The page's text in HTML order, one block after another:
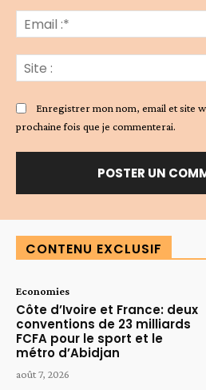
Enregistrer mon nom, email et site
prochaine fois que je commenterai.
CONTENU EXCLUSIF
Economies
Côte d’Ivoire et France: deux
conventions de 23 milliards
FCFA pour le sport et le
métro d’Abidjan
août 7, 2026